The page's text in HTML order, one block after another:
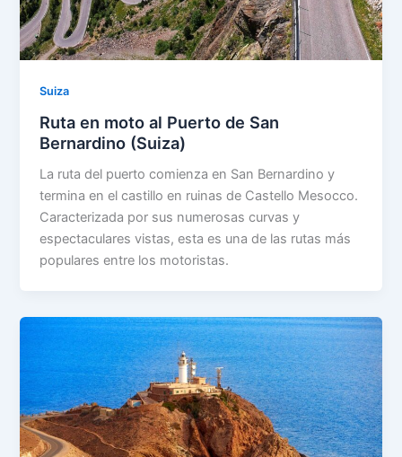
Suiza
Ruta en moto al Puerto de San
Bernardino (Suiza)
La ruta del puerto comienza en San Bernardino y
termina en el castillo en ruinas de Castello Mesocco.
Caracterizada por sus numerosas curvas y
espectaculares vistas, esta es una de las rutas más
populares entre los motoristas.